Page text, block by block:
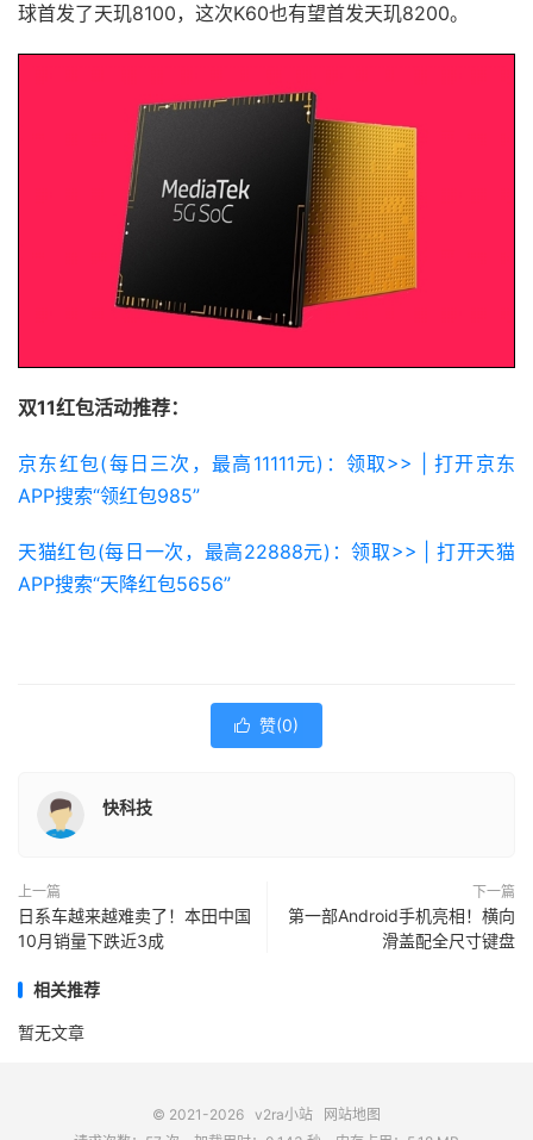
球首发了天玑8100，这次K60也有望首发天玑8200。
双11红包活动推荐：
京东红包(每日三次，最高11111元)：领取>> | 打开京东
APP搜索“领红包985”
天猫红包(每日一次，最高22888元)：领取>> | 打开天猫
APP搜索“天降红包5656”
 赞(0)
快科技
上一篇
日系车越来越难卖了！本田中国
10月销量下跌近3成
下一篇
第一部Android手机亮相！横向
滑盖配全尺寸键盘
相关推荐
暂无文章
© 2021-2026 v2ra小站
网站地图